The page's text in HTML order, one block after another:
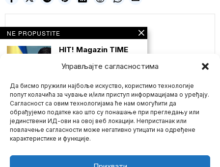
Управљајте сагласностима
Да бисмо пружили најбоље искуство, користимо технологије
попут колачића за чување и/или приступ информацијама о уређају.
Сагласност са овим технологијама ће нам омогућити да
обрађујемо податке као што су понашање при прегледању или
јединствени ИД-ови на овој веб локацији. Непристанак или
повлачење сагласности може негативно утицати на одређене
карактеристике и функције.
Nulta Tačka
Mario zna Youtube
NE PROPUSTITE
HIT! Magazin TIME
proglasio Zelenskog
za najuticajniju ličnost
godine! Treće mesto
korona žurki
Njujork — Ukrajinski
predsednik Vladimir
Zelenski ( pišemo
namerno Vladimir
OKSFORDSKI
UNIVERZITET!
SMANJUJE
REPLIKACIJU SARS-